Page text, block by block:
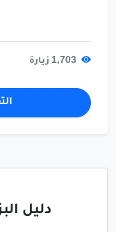
دليل